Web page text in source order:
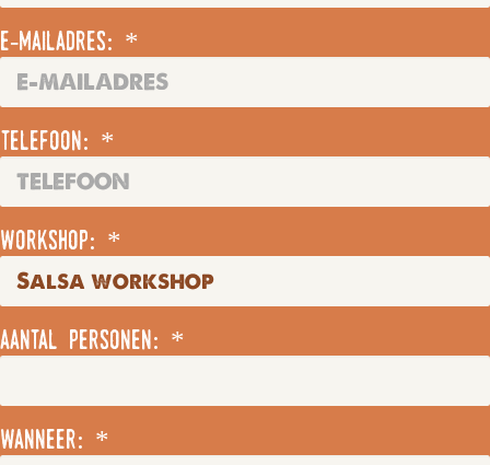
e-mailadres: *
telefoon: *
workshop: *
aantal personen: *
wanneer: *